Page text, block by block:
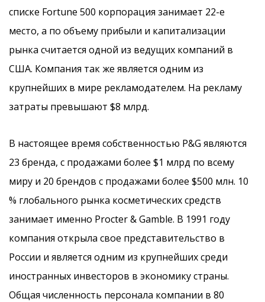
списке Fortune 500 корпорация занимает 22-е
место, а по объему прибыли и капитализации
рынка считается одной из ведущих компаний в
США. Компания так же является одним из
крупнейших в мире рекламодателем. На рекламу
затраты превышают $8 млрд.
В настоящее время собственностью P&G являются
23 бренда, с продажами более $1 млрд по всему
миру и 20 брендов с продажами более $500 млн. 10
% глобального рынка косметических средств
занимает именно Procter & Gamble. В 1991 году
компания открыла свое представительство в
России и является одним из крупнейших среди
иностранных инвесторов в экономику страны.
Общая численность персонала компании в 80